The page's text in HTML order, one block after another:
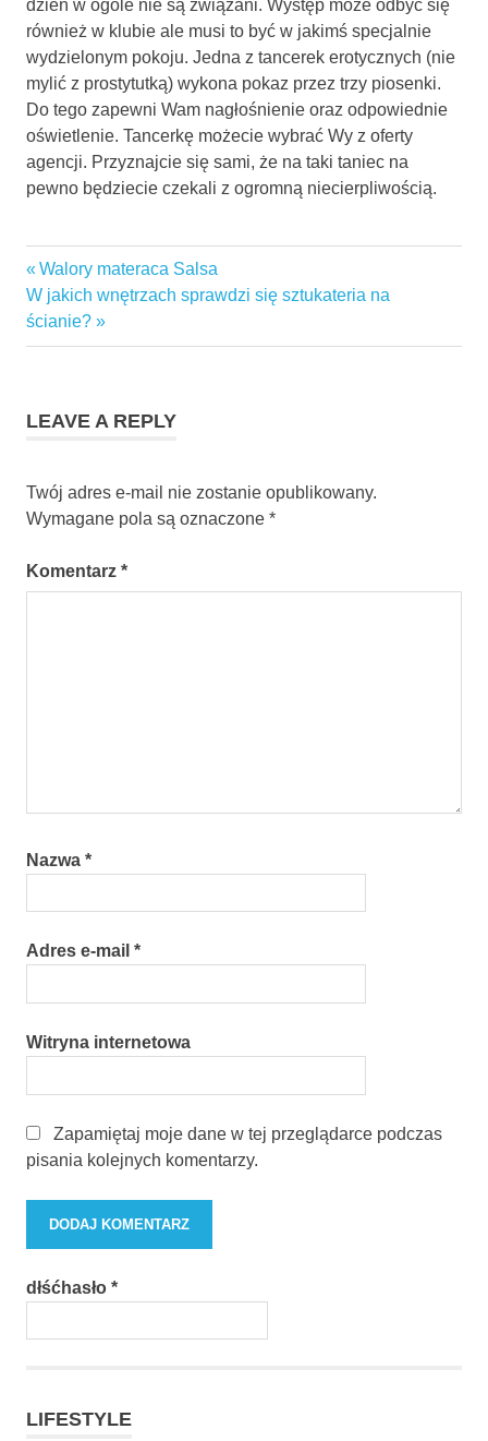
dzień w ogóle nie są związani. Występ może odbyć się
również w klubie ale musi to być w jakimś specjalnie
wydzielonym pokoju. Jedna z tancerek erotycznych (nie
mylić z prostytutką) wykona pokaz przez trzy piosenki.
Do tego zapewni Wam nagłośnienie oraz odpowiednie
oświetlenie. Tancerkę możecie wybrać Wy z oferty
agencji. Przyznajcie się sami, że na taki taniec na
pewno będziecie czekali z ogromną niecierpliwością.
Nawigacja
wpisu
Previous
Post:
Walory materaca Salsa
Next
Post:
W jakich wnętrzach sprawdzi się sztukateria na
ścianie?
LEAVE A REPLY
Twój adres e-mail nie zostanie opublikowany.
Wymagane pola są oznaczone *
Komentarz *
Nazwa *
Adres e-mail *
Witryna internetowa
Zapamiętaj moje dane w tej przeglądarce podczas
pisania kolejnych komentarzy.
dłśćhasło *
LIFESTYLE